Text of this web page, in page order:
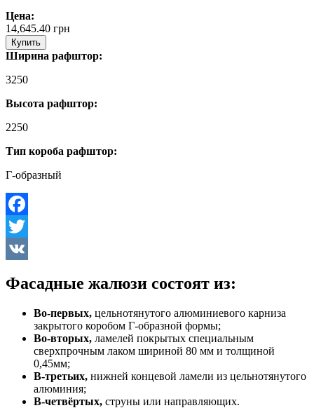
Цена:
14,645.40 грн
Купить
Ширина рафштор:
3250
Высота рафштор:
2250
Тип короба рафштор:
Г-образный
Facebook
Twitter
Фасадные жалюзи состоят из:
Во-первых, цельнотянутого алюминиевого карниза
закрытого коробом Г-образной формы;
Во-вторых, ламелей покрытых специальным
сверхпрочным лаком шириной 80 мм и толщиной
0,45мм;
В-третьих, нижней концевой ламели из цельнотянутого
алюминия;
В-четвёртых, струны или направляющих.